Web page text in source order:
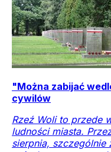
"Można zabijać
cywilów
Rzeź Woli to przede
ludności miasta.
sierpnia, szczególnie